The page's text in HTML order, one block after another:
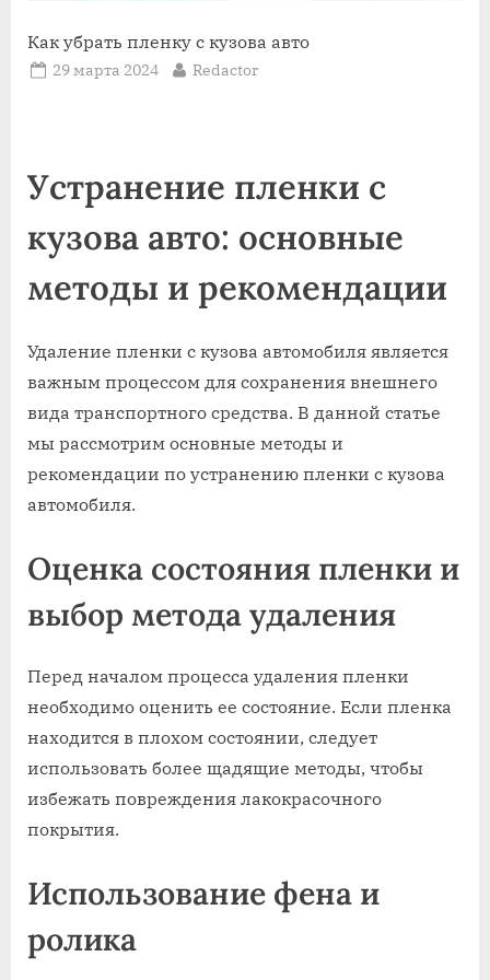
Как убрать пленку с кузова авто
Posted
29 марта 2024 By
Redactor
Устранение пленки с
кузова авто: основные
методы и рекомендации
Удаление пленки с кузова автомобиля является
важным процессом для сохранения внешнего
вида транспортного средства. В данной статье
мы рассмотрим основные методы и
рекомендации по устранению пленки с кузова
автомобиля.
Оценка состояния пленки и
выбор метода удаления
Перед началом процесса удаления пленки
необходимо оценить ее состояние. Если пленка
находится в плохом состоянии, следует
использовать более щадящие методы, чтобы
избежать повреждения лакокрасочного
покрытия.
Использование фена и
ролика